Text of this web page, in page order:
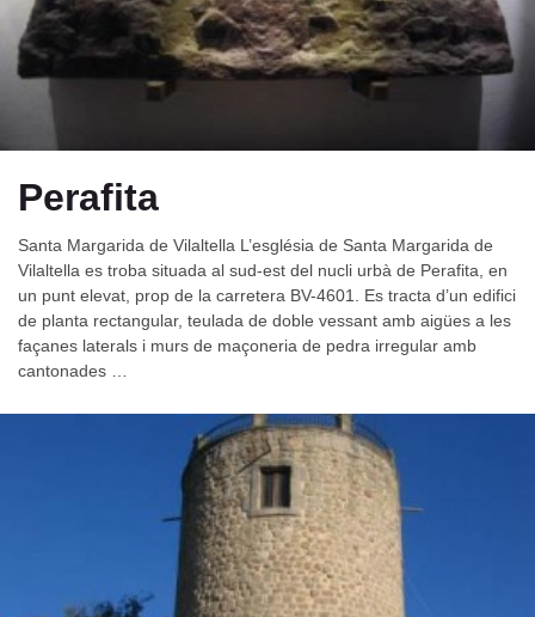
Perafita
Santa Margarida de Vilaltella L’església de Santa Margarida de
Vilaltella es troba situada al sud-est del nucli urbà de Perafita, en
un punt elevat, prop de la carretera BV-4601. Es tracta d’un edifici
de planta rectangular, teulada de doble vessant amb aigües a les
façanes laterals i murs de maçoneria de pedra irregular amb
cantonades …